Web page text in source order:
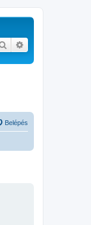
Keresés
Belépés